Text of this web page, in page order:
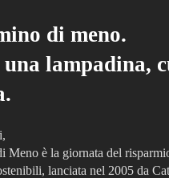
di meno.
una lampadina,
Meno è la giornata del
lanciata nel 2005 da